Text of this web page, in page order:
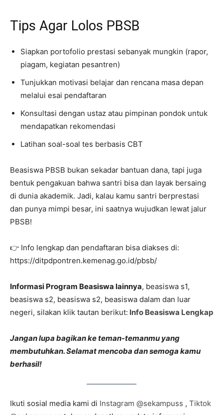
Tips Agar Lolos PBSB
Siapkan portofolio prestasi sebanyak mungkin (rapor,
piagam, kegiatan pesantren)
Tunjukkan motivasi belajar dan rencana masa depan
melalui esai pendaftaran
Konsultasi dengan ustaz atau pimpinan pondok untuk
mendapatkan rekomendasi
Latihan soal-soal tes berbasis CBT
Beasiswa PBSB bukan sekadar bantuan dana, tapi juga
bentuk pengakuan bahwa santri bisa dan layak bersaing
di dunia akademik. Jadi, kalau kamu santri berprestasi
dan punya mimpi besar, ini saatnya wujudkan lewat jalur
PBSB!
👉 Info lengkap dan pendaftaran bisa diakses di:
https://ditpdpontren.kemenag.go.id/pbsb/
Informasi Program Beasiswa lainnya, beasiswa s1,
beasiswa s2, beasiswa s2, beasiswa dalam dan luar
negeri, silakan klik tautan berikut: Info Beasiswa Lengkap
Jangan lupa bagikan ke teman-temanmu yang
membutuhkan. Selamat mencoba dan semoga kamu
berhasil!
Ikuti sosial media kami di Instagram @sekampuss , Tiktok